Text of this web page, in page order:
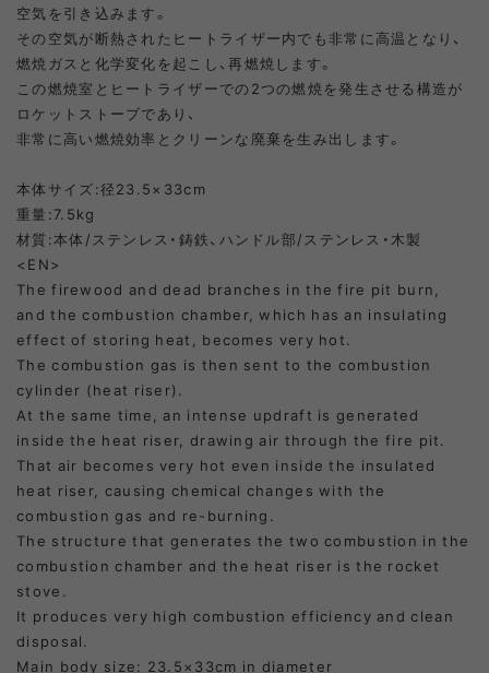
空気を引き込みます。
その空気が断熱されたヒートライザー内でも非常に高温となり、
燃焼ガスと化学変化を起こし、再燃焼します。
この燃焼室とヒートライザーでの2つの燃焼を発生させる構造が
ロケットストーブであり、
非常に高い燃焼効率とクリーンな廃棄を生み出します。
本体サイズ:径23.5×33cm
重量:7.5kg
材質:本体/ステンレス・鋳鉄、ハンドル部/ステンレス・木製
<EN>
The firewood and dead branches in the fire pit burn,
and the combustion chamber, which has an insulating
effect of storing heat, becomes very hot.
The combustion gas is then sent to the combustion
cylinder (heat riser).
At the same time, an intense updraft is generated
inside the heat riser, drawing air through the fire pit.
That air becomes very hot even inside the insulated
heat riser, causing chemical changes with the
combustion gas and re-burning.
The structure that generates the two combustion in the
combustion chamber and the heat riser is the rocket
stove.
It produces very high combustion efficiency and clean
disposal.
Main body size: 23.5×33cm in diameter